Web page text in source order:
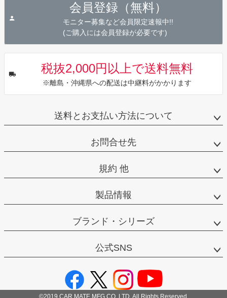
会員登録（無料）
モニター募集など会員限定速報中!!
(ご購入には会員登録が必要です)
税抜2,000円以上で送料無料
※離島・沖縄県への配送は中継料がかかります
送料とお支払い方法について
お問合せ先
規約 他
製品情報
ブランド・シリーズ
公式SNS